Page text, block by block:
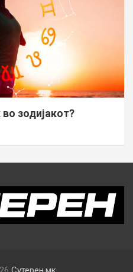
во зодијакот?